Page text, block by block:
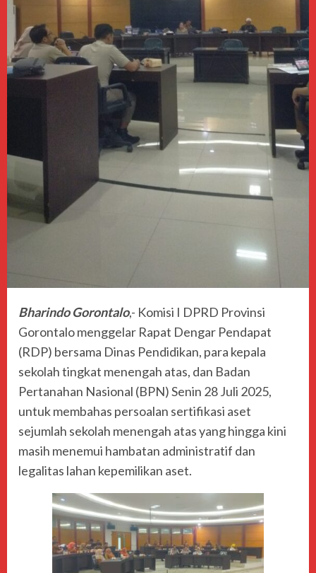
Bharindo Gorontalo,- Komisi I DPRD Provinsi
Gorontalo menggelar Rapat Dengar Pendapat
(RDP) bersama Dinas Pendidikan, para kepala
sekolah tingkat menengah atas, dan Badan
Pertanahan Nasional (BPN) Senin 28 Juli 2025,
untuk membahas persoalan sertifikasi aset
sejumlah sekolah menengah atas yang hingga kini
masih menemui hambatan administratif dan
legalitas lahan kepemilikan aset.